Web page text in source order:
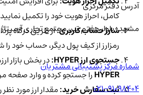
کامل، احراز هویت خود را تکمیل نمایید.
شارژ حساب کاربری:از طریق درگاه
رمزارز از کیف پول دیگر، حساب خود را
جستجوی ارز HYPER:
در بخش بازار
HYPERرا جستجو کرده و وارد صفحه
ثبت سفارش خرید:مقدار ارز مورد نظر
آدرس دفتر مرکزی
مشهد، بلوار هفتم تیر، مجتمع تجاری آرمیتاژ
شماره مرکز پشتیبانی مشتریان
021-91098404